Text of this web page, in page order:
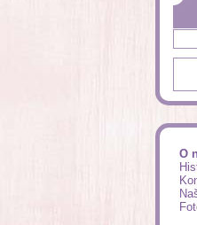
O